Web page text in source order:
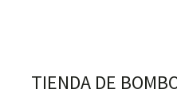
TIENDA DE